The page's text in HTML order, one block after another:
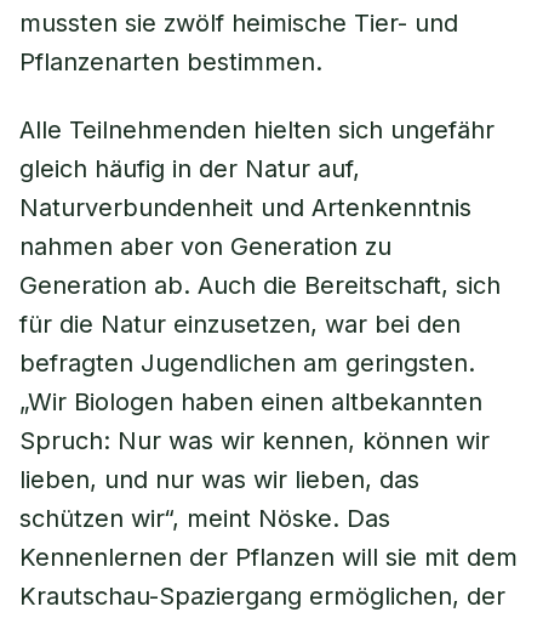
mussten sie zwölf heimische Tier- und
Pflanzenarten bestimmen.
Alle Teilnehmenden hielten sich ungefähr
gleich häufig in der Natur auf,
Naturverbundenheit und Artenkenntnis
nahmen aber von Generation zu
Generation ab. Auch die Bereitschaft, sich
für die Natur einzusetzen, war bei den
befragten Jugendlichen am geringsten.
„Wir Biologen haben einen altbekannten
Spruch: Nur was wir kennen, können wir
lieben, und nur was wir lieben, das
schützen wir“, meint Nöske. Das
Kennenlernen der Pflanzen will sie mit dem
Krautschau-Spaziergang ermöglichen, der